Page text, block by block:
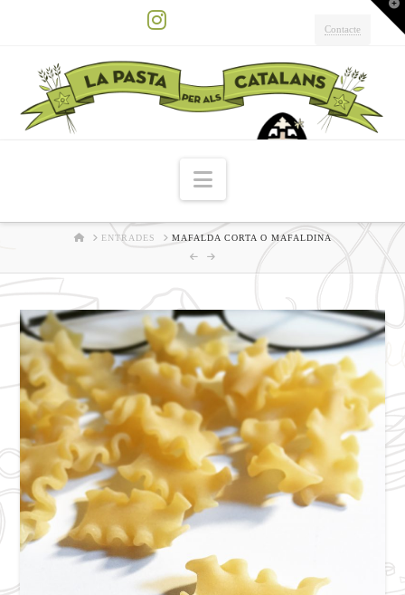
Contacte
Navigation
HOMEENTRADES MAFALDA CORTA O MAFALDINA